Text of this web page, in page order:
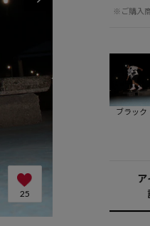
25
※ご購入
ブラック
ア